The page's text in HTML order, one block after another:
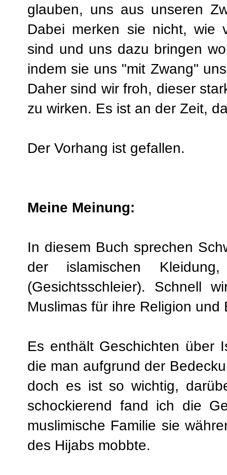
glauben, uns aus unseren
Dabei merken sie nicht, wie
sind und uns dazu bringen
indem sie uns "mit Zwang"
Daher sind wir froh, dieser
zu wirken. Es ist an der Zeit,
Der Vorhang ist gefallen.
Meine Meinung:
In diesem Buch sprechen
der islamischen
(Gesichtsschleier). Schnell
Muslimas für ihre Religion
Es enthält Geschichten über
die man aufgrund der
doch es ist so wichtig,
schockierend fand ich die
muslimische Familie sie
des Hijabs mobbte.